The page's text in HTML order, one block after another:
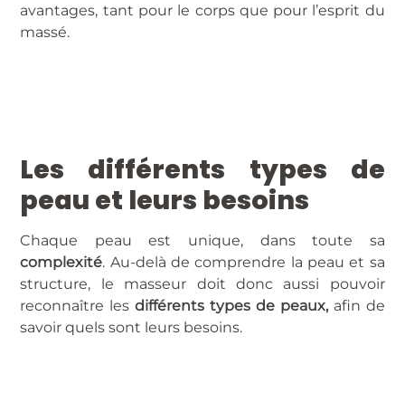
avantages, tant pour le corps que pour l’esprit du
massé.
Les différents types de
peau et leurs besoins
Chaque peau est unique, dans toute sa
complexité. Au-delà de comprendre la peau et sa
structure, le masseur doit donc aussi pouvoir
reconnaître lesdifférents types de peaux,afin de
savoir quels sont leurs besoins.